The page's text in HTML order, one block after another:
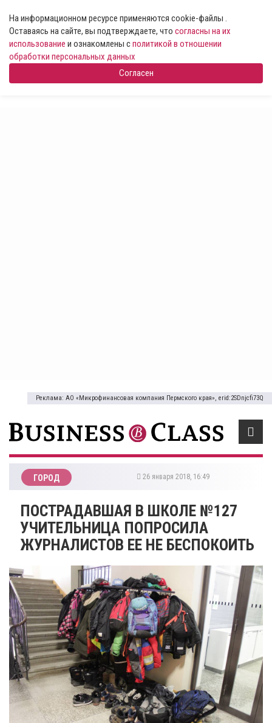
На информационном ресурсе применяются cookie-файлы .
Оставаясь на сайте, вы подтверждаете, что согласны на их
использование и ознакомлены сполитикой в отношении
обработки персональных данных
Согласен
Реклама: АО «Микрофинансовая компания Пермского края», erid:2SDnjcfi73Q
ГОРОД 26 января 2018, 16:49
ПОСТРАДАВШАЯ В ШКОЛЕ №127
УЧИТЕЛЬНИЦА ПОПРОСИЛА
ЖУРНАЛИСТОВ ЕЕ НЕ БЕСПОКОИТЬ